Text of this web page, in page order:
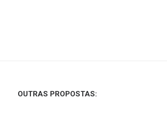
OUTRAS PROPOSTAS: